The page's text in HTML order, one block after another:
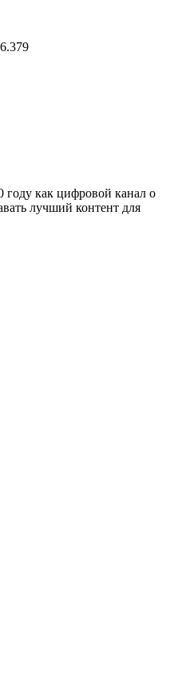
году как цифровой канал о
лучший контент для